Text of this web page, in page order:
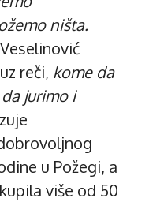
ništa.
reči, kome da
jurimo i
u Požegi, a
više od 50